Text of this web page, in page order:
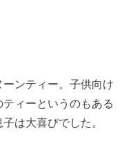
ンティー。子供向け
ィーというのもある
は大喜びでした。